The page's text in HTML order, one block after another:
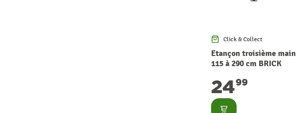
Click & Collect
Etançon troisième main
115 à 290 cm BRICK
2499
Consulter